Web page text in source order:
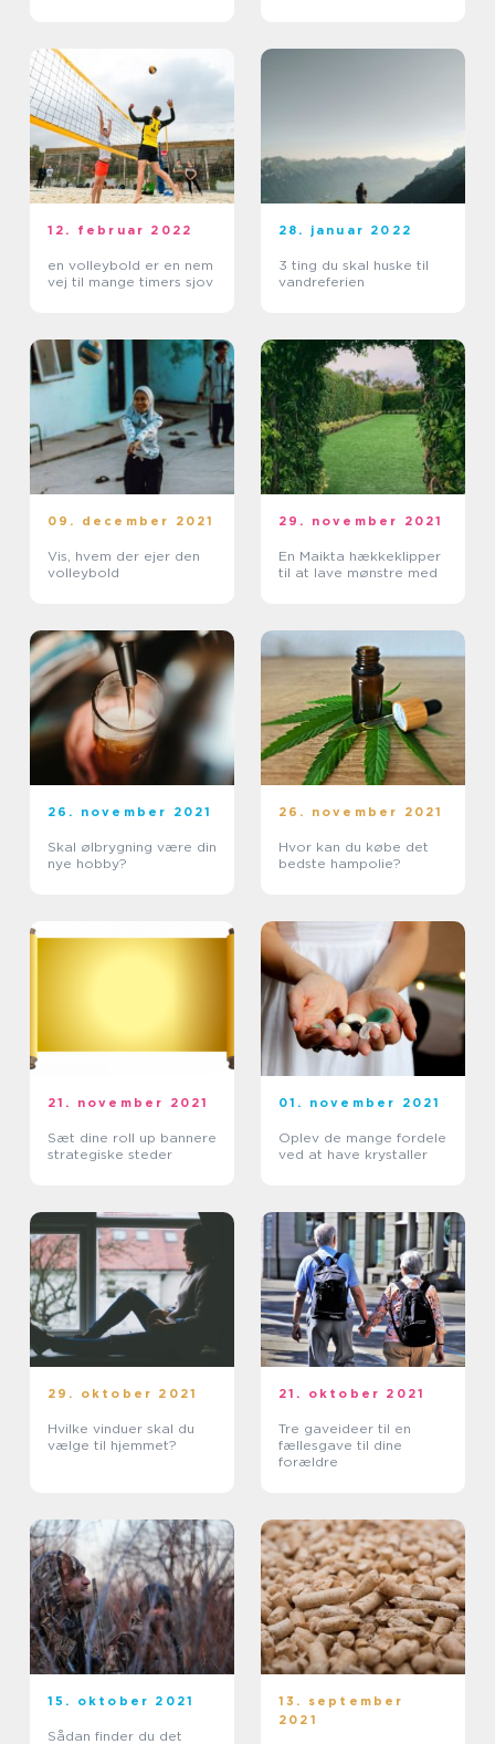
12. februar 2022
en volleybold er en nem
vej til mange timers sjov
28. januar 2022
3 ting du skal huske til
vandreferien
09. december 2021
Vis, hvem der ejer den
volleybold
29. november 2021
En Maikta hækkeklipper
til at lave mønstre med
26. november 2021
Skal ølbrygning være din
nye hobby?
26. november 2021
Hvor kan du købe det
bedste hampolie?
21. november 2021
Sæt dine roll up bannere
strategiske steder
01. november 2021
Oplev de mange fordele
ved at have krystaller
29. oktober 2021
Hvilke vinduer skal du
vælge til hjemmet?
21. oktober 2021
Tre gaveideer til en
fællesgave til dine
forældre
15. oktober 2021
Sådan finder du det
13. september
2021